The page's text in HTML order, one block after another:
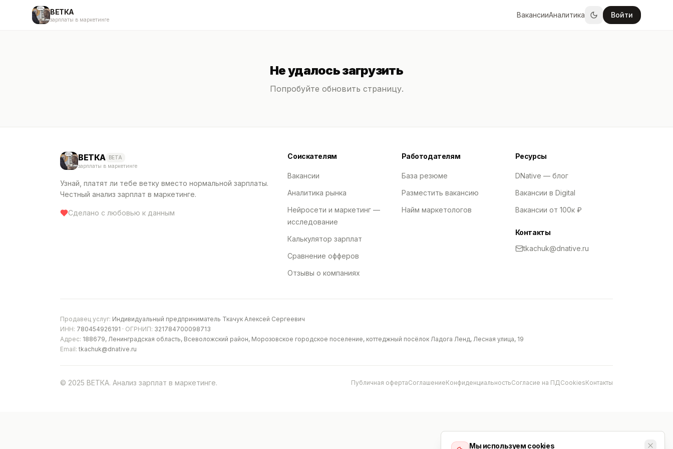
Мы используем cookies
ВЕТКА
зарплаты в маркетинге
ВакансииАналитика Войти
Не удалось загрузить
Попробуйте обновить страницу.
ВЕТКА BETA
зарплаты в маркетинге
Узнай, платят ли тебе ветку вместо нормальной зарплаты.
Честный анализ зарплат в маркетинге.
Сделано с любовью к данным
Соискателям
Вакансии
Аналитика рынка
Нейросети и маркетинг —
исследование
Калькулятор зарплат
Сравнение офферов
Отзывы о компаниях
Работодателям
База резюме
Разместить вакансию
Найм маркетологов
Ресурсы
DNative — блог
Вакансии в Digital
Вакансии от 100к ₽
Контакты
tkachuk@dnative.ru
Продавец услуг: Индивидуальный предприниматель Ткачук Алексей Сергеевич
ИНН: 780454926191 · ОГРНИП: 321784700098713
Адрес: 188679, Ленинградская область, Всеволожский район, Морозовское городское поселение, коттеджный посёлок Ладога Ленд, Лесная улица, 19
Email: tkachuk@dnative.ru
© 2025 ВЕТКА. Анализ зарплат в маркетинге. Публичная офертаСоглашениеКонфиденциальностьСогласие на ПДCookiesКонтакты